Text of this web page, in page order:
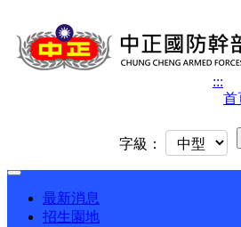
首
:::
字級：
Toggle
navigation最新消息
招生園地